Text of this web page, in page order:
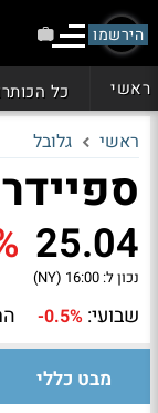
הירשמו
ראשי כל
ראשי גלובל
ספיידר TIPS (SPIP)
25.04
נכון ל: 16:00 (NY)
שבועי: -0.5%
מבט כללי